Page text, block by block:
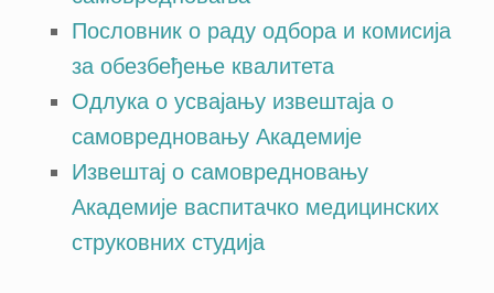
Пословник о раду одбора и комисија
за обезбеђење квалитета
Одлука о усвајању извештаја о
самовредновању Академије
Извештај о самовредновању
Академије васпитачко медицинских
струковних студија